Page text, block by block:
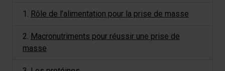
1. Rôle de l’alimentation pour la prise de masse
2. Macronutriments pour réussir une prise de
masse